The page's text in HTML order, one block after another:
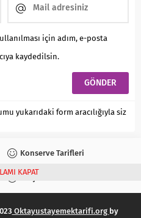
için adım, e-posta
kaydedilsin.
yukarıdaki form aracılığıyla siz
Konserve Tarifleri
Turşu Tarifleri
Oktayustayemektarifi.org by
KAPAT